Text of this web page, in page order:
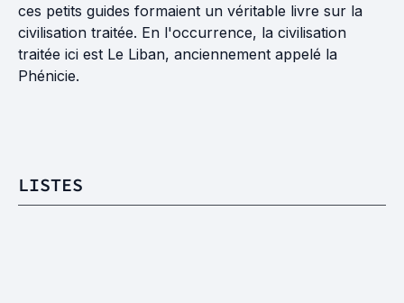
ces petits guides formaient un véritable livre sur la
civilisation traitée. En l'occurrence, la civilisation
traitée ici est Le Liban, anciennement appelé la
Phénicie.
LISTES